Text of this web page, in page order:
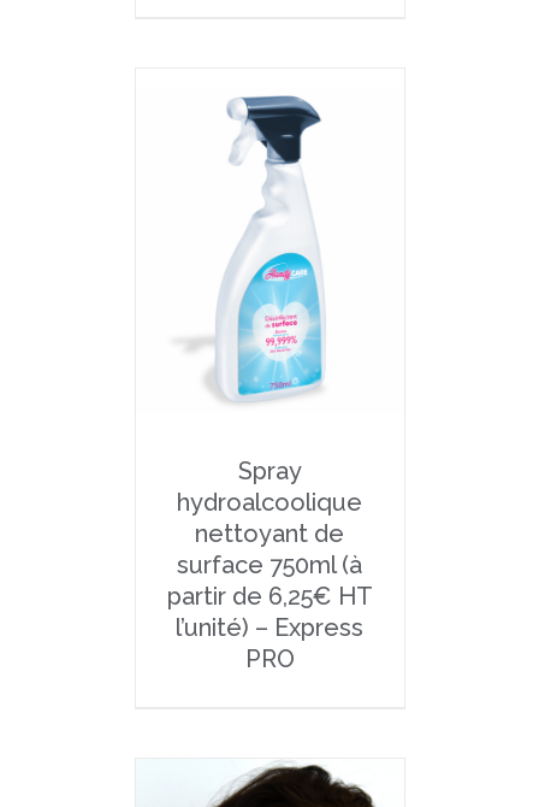
Spray
hydroalcoolique
nettoyant de
surface 750ml (à
partir de 6,25€ HT
l’unité) – Express
PRO